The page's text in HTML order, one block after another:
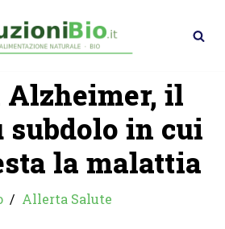
il
subdolo in cui
la malattia
Allerta Salute